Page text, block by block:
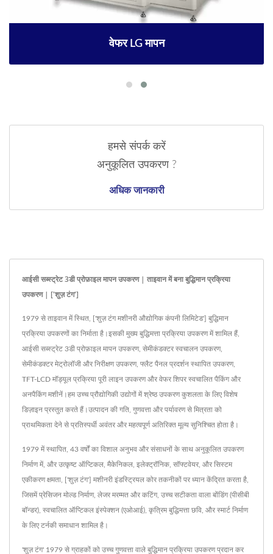
वेफर LG मापन
हमसे संपर्क करें
अनुकूलित उपकरण ?
अधिक जानकारी
आईसी सब्स्ट्रेट 3डी प्रोफ़ाइल मापन उपकरण | ताइवान में बना बुद्धिमान प्रक्रिया
उपकरण | ['शुज़ टंग']
1979 से ताइवान में स्थित, ['शुज़ टंग मशीनरी औद्योगिक कंपनी लिमिटेड'] बुद्धिमान
प्रक्रिया उपकरणों का निर्माता है।इसकी मुख्य बुद्धिमत्ता प्रक्रिया उपकरण में शामिल हैं,
आईसी सब्स्ट्रेट 3डी प्रोफ़ाइल मापन उपकरण, सेमीकंडक्टर स्वचालन उपकरण,
सेमीकंडक्टर मेट्रोलॉजी और निरीक्षण उपकरण, फ्लैट पैनल प्रदर्शन स्थापित उपकरण,
TFT-LCD मॉड्यूल प्रक्रिया पूरी लाइन उपकरण और वेफर शिपर स्वचालित पैकिंग और
अनपैकिंग मशीनें।हम उच्च प्रौद्योगिकी उद्योगों में श्रेष्ठ उपकरण कुशलता के लिए विशेष
डिज़ाइन प्रस्तुत करते हैं।उत्पादन की गति, गुणवत्ता और पर्यावरण से मित्रता को
प्राथमिकता देने से प्रतिस्पर्धी अवंतर और महत्वपूर्ण अतिरिक्त मूल्य सुनिश्चित होता है।
1979 में स्थापित, 43 वर्षों का विशाल अनुभव और संसाधनों के साथ अनुकूलित उपकरण
निर्माण में, और उत्कृष्ट ऑप्टिकल, मैकेनिकल, इलेक्ट्रॉनिक, सॉफ्टवेयर, और सिस्टम
एकीकरण क्षमता, ['शुज़ टंग'] मशीनरी इंडस्ट्रियल कोर तकनीकों पर ध्यान केंद्रित करता है,
जिसमें प्रेसिजन मोल्ड निर्माण, लेजर मरम्मत और कटिंग, उच्च सटीकता वाला बोंडिंग (पीसीबी
बॉन्डर), स्वचालित ऑप्टिकल इंस्पेक्शन (एओआई), कृत्रिम बुद्धिमत्ता छवि, और स्मार्ट निर्माण
के लिए टर्नकी समाधान शामिल है।
'शुज़ टंग' 1979 से ग्राहकों को उच्च गुणवत्ता वाले बुद्धिमान प्रक्रिया उपकरण प्रदान कर